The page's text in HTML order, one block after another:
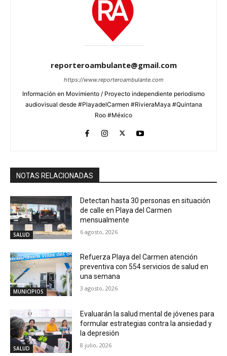
reporteroambulante@gmail.com
https://www.reporteroambulante.com
Información en Movimiento / Proyecto independiente periodismo
audiovisual desde #PlayadelCarmen #RivieraMaya #Quintana
Roo #México
NOTAS RELACIONADAS
SALUD
Detectan hasta 30 personas en situación
de calle en Playa del Carmen
mensualmente
6 agosto, 2026
MUNICIPIOS
Refuerza Playa del Carmen atención
preventiva con 554 servicios de salud en
una semana
3 agosto, 2026
SALUD
Evaluarán la salud mental de jóvenes para
formular estrategias contra la ansiedad y
la depresión
8 julio, 2026